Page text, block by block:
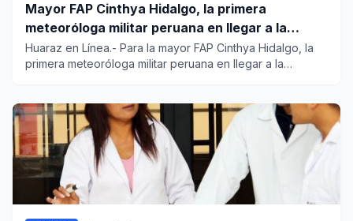
Mayor FAP Cinthya Hidalgo, la primera
meteoróloga militar peruana en llegar a la
Antártida
Huaraz en Línea.- Para la mayor FAP Cinthya Hidalgo, la
primera meteoróloga militar peruana en llegar a la